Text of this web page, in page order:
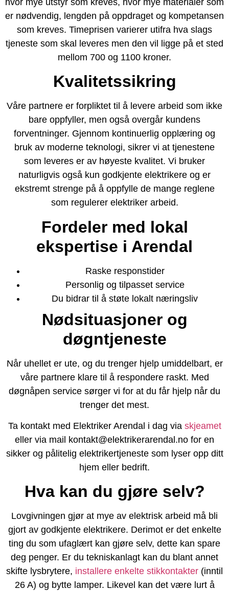
er nødvendig, lengden på oppdraget og kompetansen
som kreves. Timeprisen varierer utifra hva slags
tjeneste som skal leveres men den vil ligge på et sted
mellom 700 og 1100 kroner.
Kvalitetssikring
Våre partnere er forpliktet til å levere arbeid som ikke
bare oppfyller, men også overgår kundens
forventninger. Gjennom kontinuerlig opplæring og
bruk av moderne teknologi, sikrer vi at tjenestene
som leveres er av høyeste kvalitet. Vi bruker
naturligvis også kun godkjente elektrikere og er
ekstremt strenge på å oppfylle de mange reglene
som regulerer elektriker arbeid.
Fordeler med lokal
ekspertise i Arendal
Raske responstider
Personlig og tilpasset service
Du bidrar til å støte lokalt næringsliv
Nødsituasjoner og
døgntjeneste
Når uhellet er ute, og du trenger hjelp umiddelbart, er
våre partnere klare til å respondere raskt. Med
døgnåpen service sørger vi for at du får hjelp når du
trenger det mest.
Ta kontakt med Elektriker Arendal i dag via skjeamet
eller via mail kontakt@elektrikerarendal.no for en
sikker og pålitelig elektrikertjeneste som lyser opp ditt
hjem eller bedrift.
Hva kan du gjøre selv?
Lovgivningen gjør at mye av elektrisk arbeid må bli
gjort av godkjente elektrikere. Derimot er det enkelte
ting du som ufaglært kan gjøre selv, dette kan spare
deg penger. Er du tekniskanlagt kan du blant annet
skifte lysbrytere, installere enkelte stikkontakter (inntil
26 A) og bytte lamper. Likevel kan det være lurt å